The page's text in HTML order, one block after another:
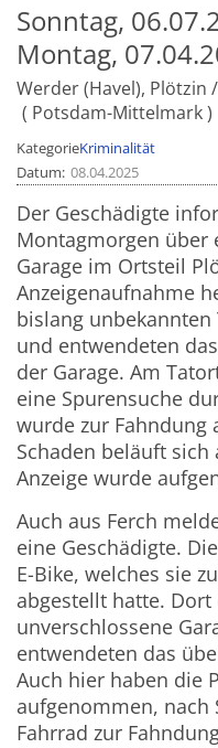
Sonntag,
Montag,
Werder (Havel), Plötzin
Potsdam-Mittelmark
KategorieKriminalität
Datum 08.04.2025
Der Geschädigte
Montagmorgen über
Garage im Ortsteil
Anzeigenaufnahme
bislang
und entwendeten
der Garage. Am
eine Spurensuche
wurde zur Fahndung
Schaden beläuft sich
Anzeige wurde
Auch aus Ferch
eine Geschädigte.
E-Bike, welches sie
abgestellt hatte.
unverschlossene
entwendeten das
Auch hier haben die
aufgenommen, nach
Fahrrad zur